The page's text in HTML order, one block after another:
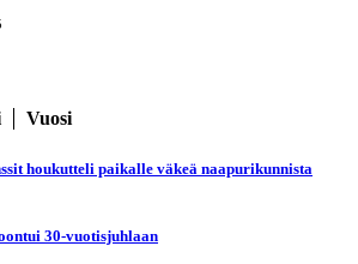
Vuosi
houkutteli paikalle väkeä naapurikunnista
30-vuotisjuhlaan